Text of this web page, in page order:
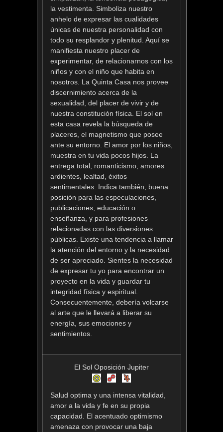
la vestimenta. Simboliza nuestro
anhelo de expresar las cualidades
únicas de nuestra personalidad con
todo su resplandor y plenitud. Aquí se
manifiesta nuestro placer de
experimentar, de relacionarnos con los
niños y con el niño que habita en
nosotros. La Quinta Casa nos provee
discernimiento acerca de la
sexualidad, del placer de vivir y de
nuestra constitución física. El sol en
esta casa revela la búsqueda de
placeres, el magnetismo que posee
ante su entorno. El amor por los niños,
muestra en tu vida pocos hijos. La
entrega total, romanticismo, amores
ardientes, lealtad, éxitos
sentimentales. Indica también, buena
posición para las especulaciones,
publicaciones, educación o
enseñanza, y para profesiones
relacionadas con las diversiones
públicas. Existe una tendencia a llamar
la atención del entorno y la necesidad
de ser apreciado. Sientes la necesidad
de expresar tu yo para encontrar un
proyecto en la vida y guardar tu
integridad física y espiritual.
Consecuentemente, debería volcarse
al arte que le llevará a liberar su
energía, sus emociones y
sentimientos.
El Sol Oposición Jupiter
Salud optima y una intensa vitalidad,
amor a la vida y fe en su propia
capacidad. El acentuado optimismo
amenaza con provocar una baja